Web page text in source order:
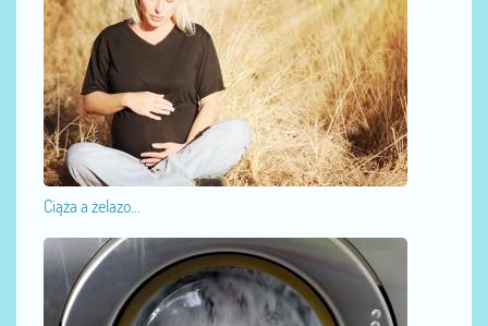
Ciąża a żelazo...